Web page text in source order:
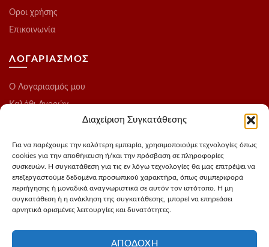
Διαχείριση Συγκατάθεσης
Για να παρέχουμε την καλύτερη εμπειρία, χρησιμοποιούμε τεχνολογίες όπως
cookies για την αποθήκευση ή/και την πρόσβαση σε πληροφορίες
συσκευών. Η συγκατάθεση για τις εν λόγω τεχνολογίες θα μας επιτρέψει να
επεξεργαστούμε δεδομένα προσωπικού χαρακτήρα, όπως συμπεριφορά
περιήγησης ή μοναδικά αναγνωριστικά σε αυτόν τον ιστότοπο. Η μη
συγκατάθεση ή η ανάκληση της συγκατάθεσης, μπορεί να επηρεάσει
αρνητικά ορισμένες λειτουργίες και δυνατότητες.
ΑΠΟΔΟΧΉ
Οροι χρήσης
Επικοινωνία
ΛΟΓΑΡΙΑΣΜΟΣ
O Λογαριασμός μου
Καλάθι Αγορών
Ολοκλήρωση Παραγγελίας
Blog
ΑΚΟΛΟΥΘΗΣΤΕ ΜΑΣ
Instagram
FaceBook